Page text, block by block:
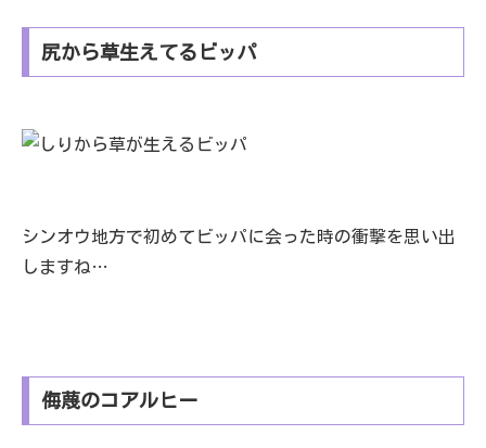
尻から草生えてるビッパ
シンオウ地方で初めてビッパに会った時の衝撃を思い出
しますね…
侮蔑のコアルヒー